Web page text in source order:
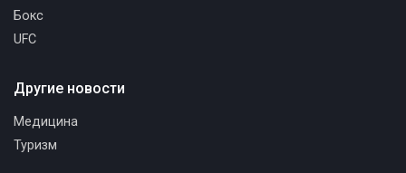
Бокс
UFC
Другие новости
Медицина
Туризм